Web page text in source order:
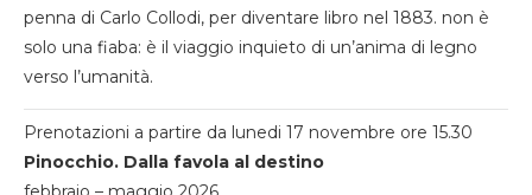
penna di Carlo Collodi, per diventare libro nel 1883. non è
solo una fiaba: è il viaggio inquieto di un’anima di legno
verso l’umanità.
Prenotazioni a partire da lunedi 17 novembre ore 15.30
Pinocchio. Dalla favola al destino